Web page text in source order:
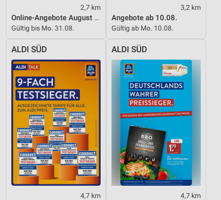
2,7 km
Online-Angebote August 2026
Gültig bis Mo. 31.08.
3,2 km
Angebote ab 10.08.
Gültig ab Mo. 10.08.
ALDI SÜD
4,7 km
ALDI SÜD
4,7 km